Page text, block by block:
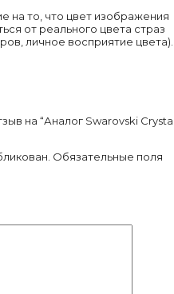
на то, что цвет изображения
от реального цвета страз
личное восприятие цвета).
на “Аналог Swarovski
Обязательные поля